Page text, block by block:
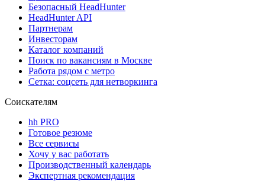
Безопасный HeadHunter
HeadHunter API
Партнерам
Инвесторам
Каталог компаний
Поиск по вакансиям в Москве
Работа рядом с метро
Сетка: соцсеть для нетворкинга
Соискателям
hh PRO
Готовое резюме
Все сервисы
Хочу у вас работать
Производственный календарь
Экспертная рекомендация